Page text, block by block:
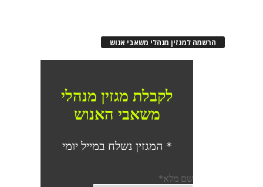
הרשמה למגזין מנהלי משאבי אנוש